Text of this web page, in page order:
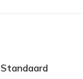
Standaard